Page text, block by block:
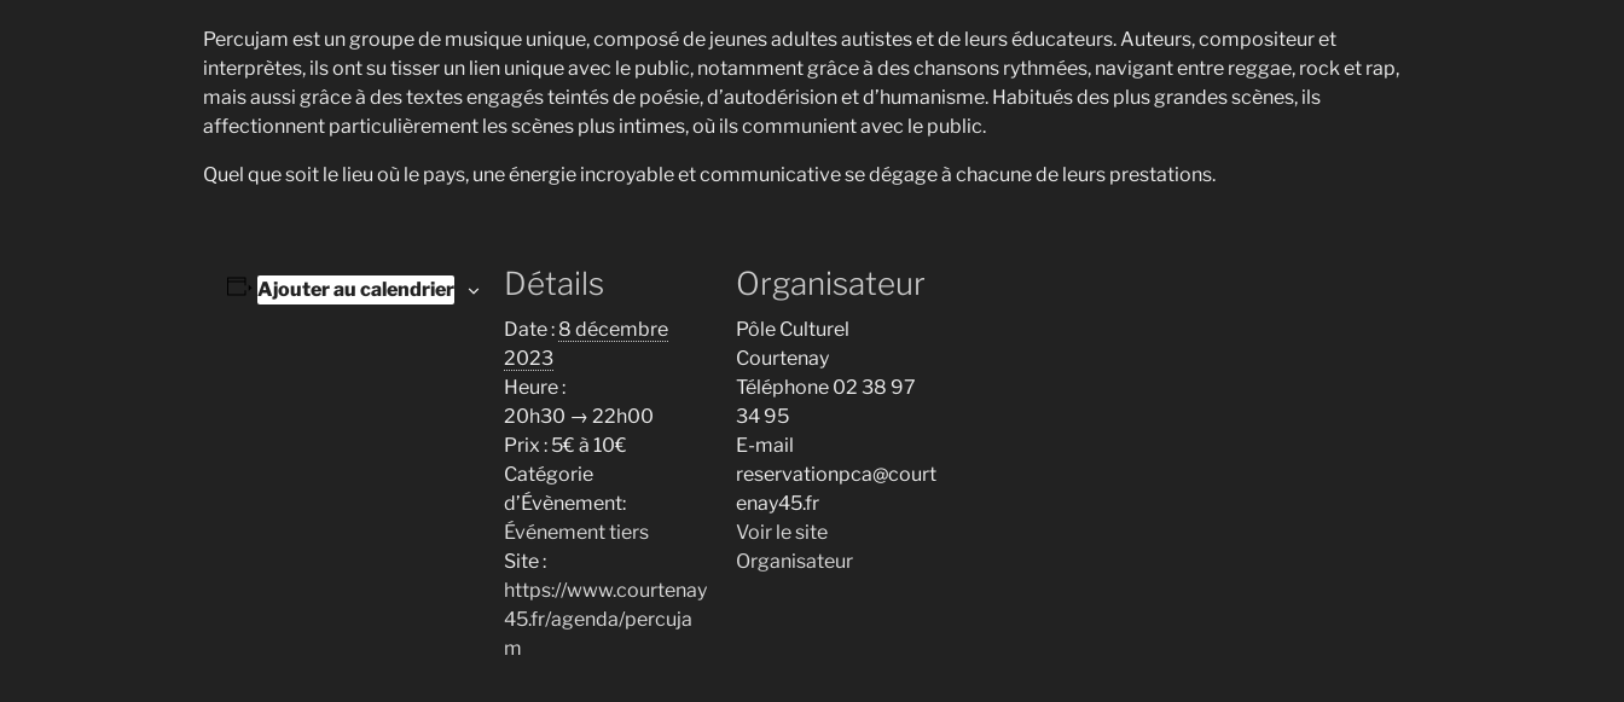
Percujam est un groupe de musique unique, composé de jeunes adultes autistes et de leurs éducateurs. Auteurs, compositeur et
interprètes, ils ont su tisser un lien unique avec le public, notamment grâce à des chansons rythmées, navigant entre reggae, rock et rap,
mais aussi grâce à des textes engagés teintés de poésie, d’autodérision et d’humanisme. Habitués des plus grandes scènes, ils
affectionnent particulièrement les scènes plus intimes, où ils communient avec le public.
Quel que soit le lieu où le pays, une énergie incroyable et communicative se dégage à chacune de leurs prestations.
Ajouter au calendrier Détails
Date : 8 décembre
2023
Heure :
20h30 → 22h00
Prix : 5€ à 10€
Catégorie
d’Évènement:
Événement tiers
Site :
https://www.courtenay
45.fr/agenda/percuja
m
Organisateur
Pôle Culturel
Courtenay
Téléphone 02 38 97
34 95
E-mail
reservationpca@court
enay45.fr
Voir le site
Organisateur